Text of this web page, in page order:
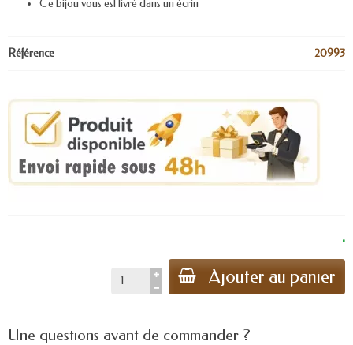
Ce bijou vous est livré dans un écrin
Référence 20993
.
Ajouter au panier
Une questions avant de commander ?